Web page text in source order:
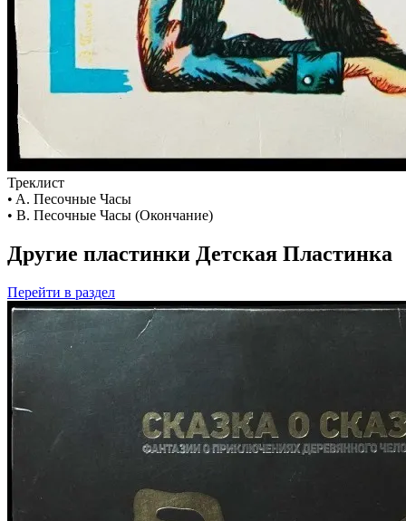
Треклист
• A. Песочные Часы
• B. Песочные Часы (Окончание)
Другие пластинки Детская Пластинка
Перейти в раздел